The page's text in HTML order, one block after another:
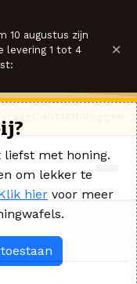
10 augustus zijn
levering 1 tot 4
×
liefst met honing.
om lekker te
hier voor meer